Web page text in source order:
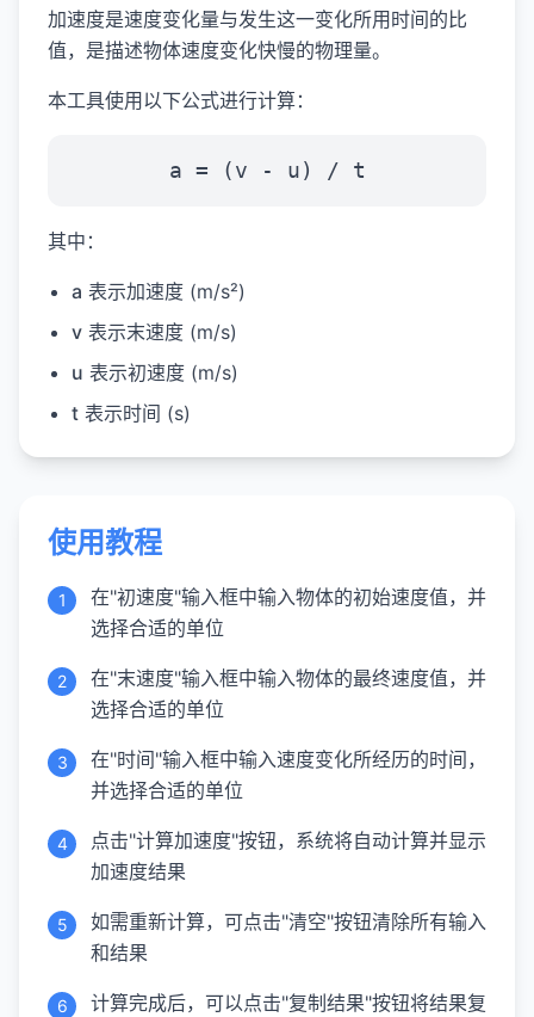
加速度是速度变化量与发生这一变化所用时间的比
值，是描述物体速度变化快慢的物理量。
本工具使用以下公式进行计算：
a = (v - u) / t
其中：
a 表示加速度 (m/s²)
v 表示末速度 (m/s)
u 表示初速度 (m/s)
t 表示时间 (s)
使用教程
1
在"初速度"输入框中输入物体的初始速度值，并
选择合适的单位
2
在"末速度"输入框中输入物体的最终速度值，并
选择合适的单位
3
在"时间"输入框中输入速度变化所经历的时间，
并选择合适的单位
4
点击"计算加速度"按钮，系统将自动计算并显示
加速度结果
5
如需重新计算，可点击"清空"按钮清除所有输入
和结果
6
计算完成后，可以点击"复制结果"按钮将结果复